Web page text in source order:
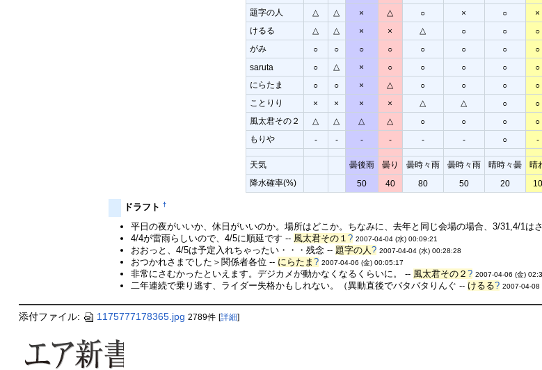
題字の人
△ △ × △ ○ × ○ ×
けるる
△ △ × × △ ○ ○ ○
がみ
○ ○ ○ ○ ○ ○ ○ ○
saruta ○ △ × ○ ○ ○ ○ ○
にらたま
○ ○ × △ ○ ○ ○ ○
ことりり
× × × × △ △ ○ ○
風太君その２
△ △ △ △ ○ ○ ○ ○
もりや
- - - - - - ○ -
天気 曇後雨 曇り 曇時々雨 曇時々雨 晴時々曇 晴
降水確率(%)
50 40 80 50 20 10
ドラフト†
平日の夜がいいか、休日がいいのか。場所はどこか。ちなみに、去年と同じ会場の場合、3/31,4/1は
4/4が雷雨らしいので、4/5に順延です -- 風太君その１? 2007-04-04 (水) 00:09:21
おおっと、4/5は予定入れちゃったい・・・残念 -- 題字の人? 2007-04-04 (水) 00:28:28
おつかれさまでした＞関係者各位 -- にらたま? 2007-04-06 (金) 00:05:17
非常にさむかったといえます。デジカメが動かなくなるくらいに。 -- 風太君その２? 2007-04-06 (金)
二年連続で乗り逃す、ライダー失格かもしれない。（異動直後でバタバタりんぐ -- けるる? 2007-04-08
添付ファイル: 1175777178365.jpg 2789件 [詳細]